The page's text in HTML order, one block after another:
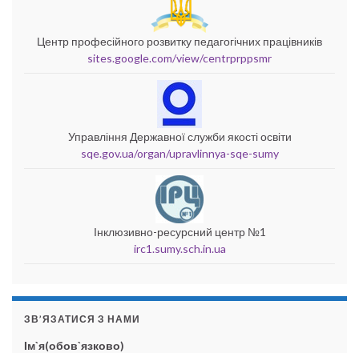
Центр професійного розвитку педагогічних працівників
sites.google.com/view/centrprppsmr
Управління Державної служби якості освіти
sqe.gov.ua/organ/upravlinnya-sqe-sumy
Інклюзивно-ресурсний центр №1
irc1.sumy.sch.in.ua
ЗВ’ЯЗАТИСЯ З НАМИ
Ім`я(обов`язково)